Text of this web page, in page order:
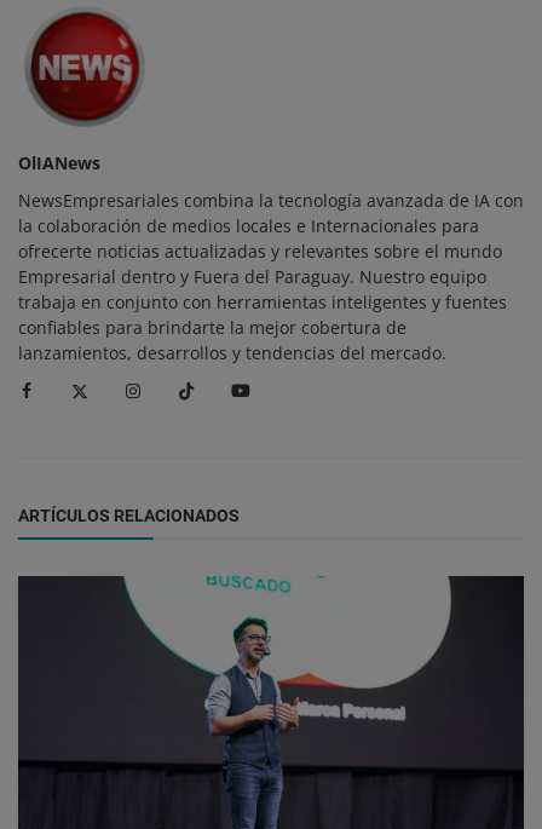
OlIANews
NewsEmpresariales combina la tecnología avanzada de IA con
la colaboración de medios locales e Internacionales para
ofrecerte noticias actualizadas y relevantes sobre el mundo
Empresarial dentro y Fuera del Paraguay. Nuestro equipo
trabaja en conjunto con herramientas inteligentes y fuentes
confiables para brindarte la mejor cobertura de
lanzamientos, desarrollos y tendencias del mercado.
ARTÍCULOS RELACIONADOS